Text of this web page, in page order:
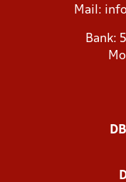
Mail:
Bank: